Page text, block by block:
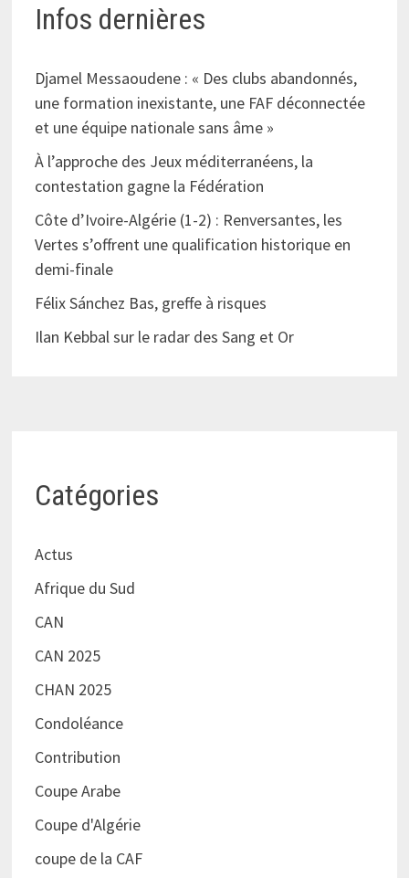
Infos dernières
Djamel Messaoudene : « Des clubs abandonnés,
une formation inexistante, une FAF déconnectée
et une équipe nationale sans âme »
À l’approche des Jeux méditerranéens, la
contestation gagne la Fédération
Côte d’Ivoire-Algérie (1-2) : Renversantes, les
Vertes s’offrent une qualification historique en
demi-finale
Félix Sánchez Bas, greffe à risques
Ilan Kebbal sur le radar des Sang et Or
Catégories
Actus
Afrique du Sud
CAN
CAN 2025
CHAN 2025
Condoléance
Contribution
Coupe Arabe
Coupe d'Algérie
coupe de la CAF